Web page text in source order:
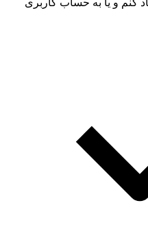
کنم و یا به حساب کاربری